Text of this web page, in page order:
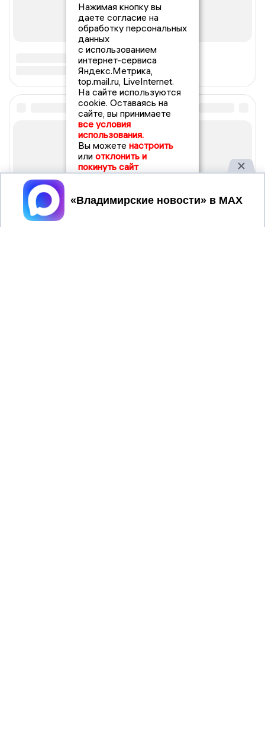
Нажимая кнопку вы
даете согласие на
обработку персональных
данных
с использованием
интернет-сервиса
Яндекс.Метрика,
top.mail.ru, LiveInternet.
На сайте используются
cookie. Оставаясь на
сайте, вы принимаете
все условия
использования.
Вы можете настроить
или отклонить и
покинуть сайт
Принять